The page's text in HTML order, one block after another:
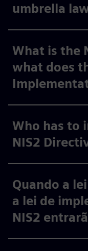
umbrella
What is the
what does
Who has to
NIS2
Quando a
a lei de
NIS2